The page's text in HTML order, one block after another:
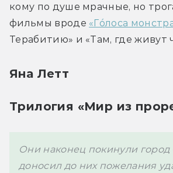
кому по душе мрачные, но
фильмы вроде «Гóлоса
Терабитию» и «Там, где живут
Яна Летт
Трилогия «Мир из
Они наконец покинули
доносил до них пожелания